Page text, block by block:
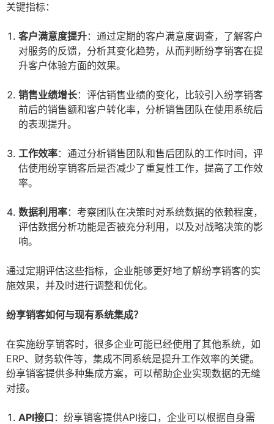
关键指标：
客户满意度提升：通过定期的客户满意度调查，了解客户
对服务的反馈，分析其变化趋势，从而判断纷享销客在提
升客户体验方面的效果。
销售业绩增长：评估销售业绩的变化，比较引入纷享销客
前后的销售额和客户转化率，分析销售团队在使用系统后
的表现提升。
工作效率：通过分析销售团队和售后团队的工作时间，评
估使用纷享销客后是否减少了重复性工作，提高了工作效
率。
数据利用率：考察团队在决策时对系统数据的依赖程度，
评估数据分析功能是否被充分利用，以及对战略决策的影
响。
通过定期评估这些指标，企业能够更好地了解纷享销客的实
施效果，并及时进行调整和优化。
纷享销客如何与现有系统集成？
在实施纷享销客时，很多企业可能已经使用了其他系统，如
ERP、财务软件等，集成不同系统是提升工作效率的关键。
纷享销客提供多种集成方案，可以帮助企业实现数据的无缝
对接。
API接口 ：纷享销客提供API接口，企业可以根据自身需